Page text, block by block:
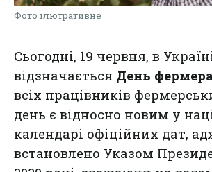
Фото ілютративне
Сьогодні, 19 червня, в
відзначається День
всіх працівників
день є відносно новим у
календарі офіційних дат,
встановлено Указом